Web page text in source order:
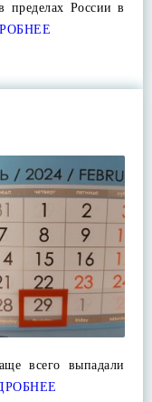
пределах России в
всего выпадали